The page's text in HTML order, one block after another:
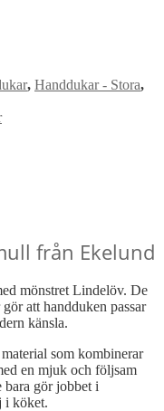
, Handdukar - Stora,
från Ekelund
mönstret Lindelöv. De
att handduken passar
känsla.
som kombinerar
en mjuk och följsam
bara gör jobbet i
i köket.